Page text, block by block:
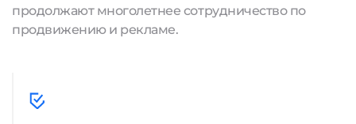
продолжают многолетнее сотрудничество по
продвижению и рекламе.